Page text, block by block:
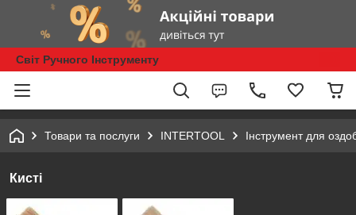
Світ Ручного Інструменту
Товари та послуги INTERTOOL Інструмент для
Кисті